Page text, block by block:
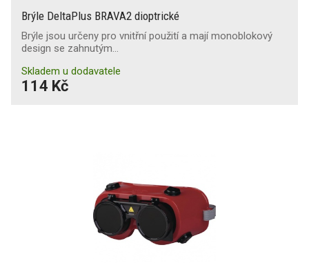
Brýle DeltaPlus BRAVA2 dioptrické
Brýle jsou určeny pro vnitřní použití a mají monoblokový
design se zahnutým…
Skladem u dodavatele
114 Kč